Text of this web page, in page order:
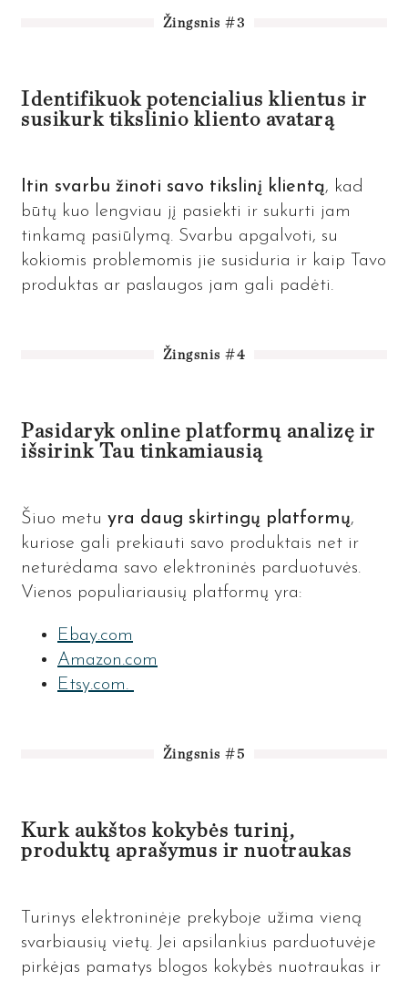
Žingsnis #3
Identifikuok potencialius klientus ir
susikurk tikslinio kliento avatarą
Itin svarbu žinoti savo tikslinį klientą, kad
būtų kuo lengviau jį pasiekti ir sukurti jam
tinkamą pasiūlymą. Svarbu apgalvoti, su
kokiomis problemomis jie susiduria ir kaip Tavo
produktas ar paslaugos jam gali padėti.
Žingsnis #4
Pasidaryk online platformų analizę ir
išsirink Tau tinkamiausią
Šiuo metu yra daug skirtingų platformų,
kuriose gali prekiauti savo produktais net ir
neturėdama savo elektroninės parduotuvės.
Vienos populiariausių platformų yra:
Ebay.com
Amazon.com
Etsy.com.
Žingsnis #5
Kurk aukštos kokybės turinį,
produktų aprašymus ir nuotraukas
Turinys elektroninėje prekyboje užima vieną
svarbiausių vietų. Jei apsilankius parduotuvėje
pirkėjas pamatys blogos kokybės nuotraukas ir